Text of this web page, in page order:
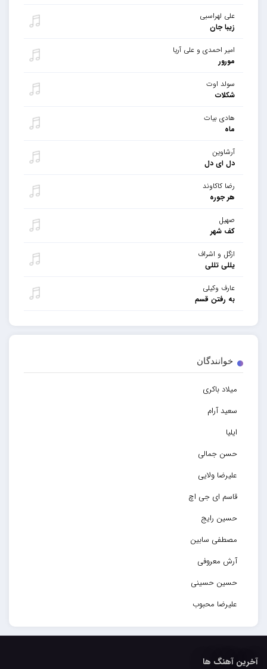
علی لهراسبی
زیبا جان
امیر احمدی و علی آریا
مورور
سولد اوت
شکلات
هادی بیات
ماه
آرشاوین
دل ای دل
رضا کاکاوند
هر جوره
صهیل
کف شهر
ازگل و اشراف
یللی تللی
عارف وکیلی
به رفتن قسم
خوانندگان
میلاد باکری
سعید آرام
ایلیا
حسن جمالی
علیرضا ولایی
قاسم ای جی اچ
حسین رایج
مصطفی سابین
آرش معروفی
حسین حسینی
علیرضا محبوب
حسین حصارکی
آخرین آهنگ ها